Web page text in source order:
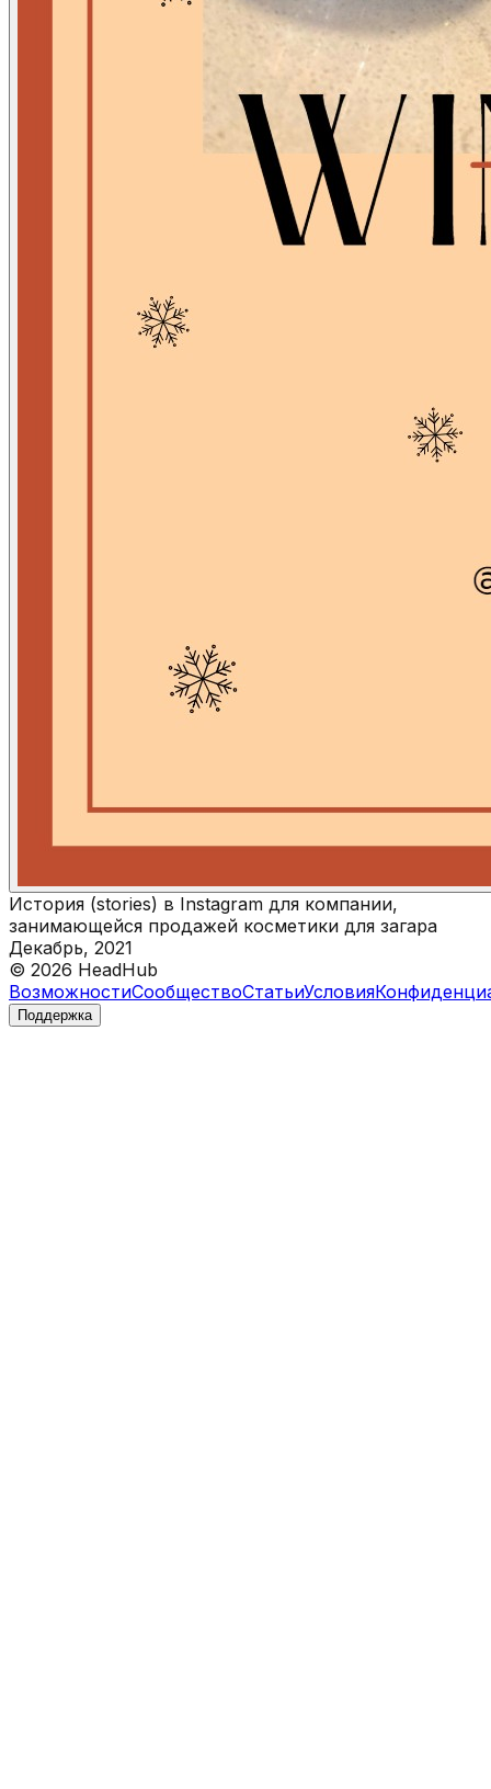
История (stories) в Instagram для компании,
занимающейся продажей косметики для загара
Декабрь, 2021
© 2026 HeadHub
ВозможностиСообществоСтатьиУсловия
Поддержка